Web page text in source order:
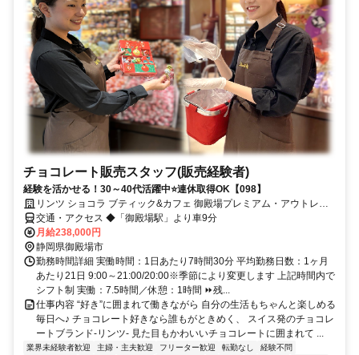
チョコレート販売スタッフ(販売経験者)
経験を活かせる！30～40代活躍中⭐連休取得OK【098】
リンツ ショコラ ブティック&カフェ 御殿場プレミアム・アウトレッ
ト店
交通・アクセス ◆「御殿場駅」より車9分
月給238,000円
静岡県御殿場市
勤務時間詳細 実働時間：1日あたり7時間30分 平均勤務日数：1ヶ月
あたり21日 9:00～21:00/20:00※季節により変更します 上記時間内で
シフト制 実働：7.5時間／休憩：1時間 ⏩残...
仕事内容 “好き”に囲まれて働きながら 自分の生活もちゃんと楽しめる
毎日へ♪ チョコレート好きなら誰もがときめく、 スイス発のチョコレ
ートブランド-リンツ- 見た目もかわいいチョコレートに囲まれて ...
業界未経験者歓迎 主婦・主夫歓迎 フリーター歓迎 転勤なし 経験不問